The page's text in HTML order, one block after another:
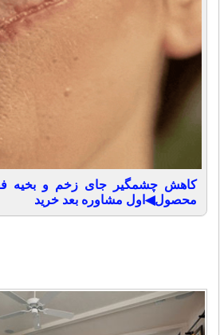
محصول◀اول مشاوره بعد خرید